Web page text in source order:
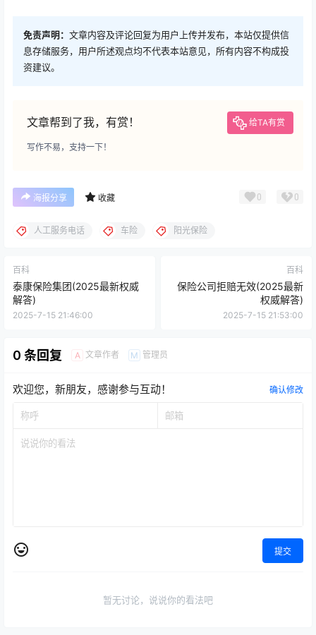
免责声明： 文章内容及评论回复为用户上传并发布，本站仅提供信
息存储服务，用户所述观点均不代表本站意见，所有内容不构成投
资建议。
文章帮到了我，有赏！ 给TA有赏
写作不易，支持一下！
海报分享 收藏 0 0
人工服务电话 车险 阳光保险
百科
泰康保险集团(2025最新权威
解答)
2025-7-15 21:46:00
百科
保险公司拒赔无效(2025最新
权威解答)
2025-7-15 21:53:00
0 条回复 A 文章作者 M 管理员
欢迎您，新朋友，感谢参与互动！ 确认修改
提交
暂无讨论，说说你的看法吧